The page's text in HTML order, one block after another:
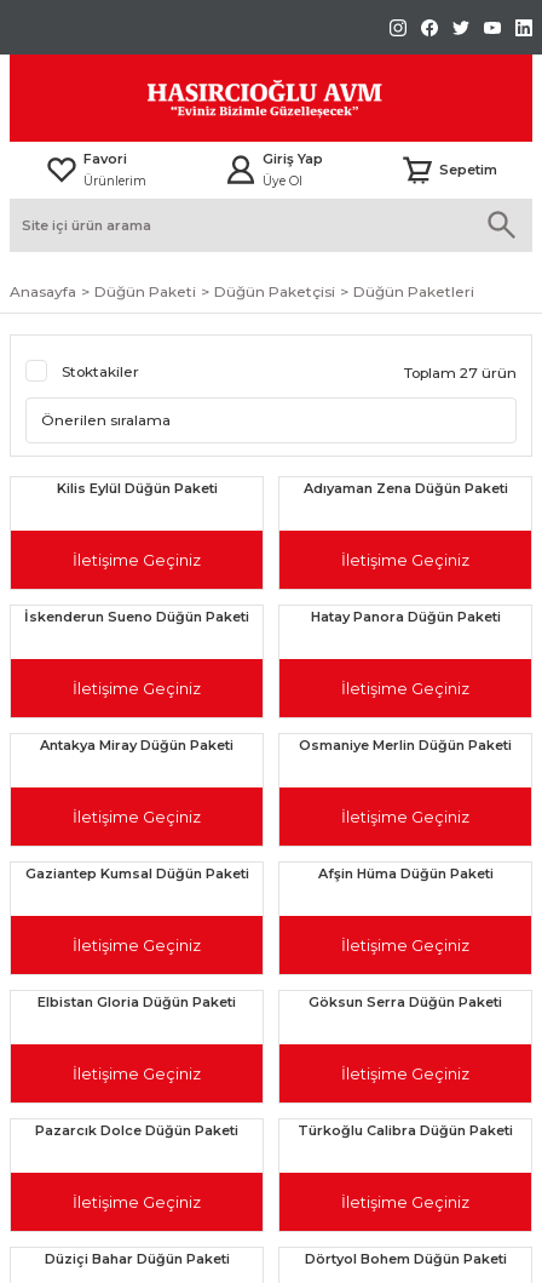
Favori
Ürünlerim
Giriş Yap
Üye Ol
Sepetim
Anasayfa Düğün Paketi Düğün Paketçisi Düğün Paketleri
Stoktakiler Toplam 27 ürün
Kilis Eylül Düğün Paketi
İletişime Geçiniz
Adıyaman Zena Düğün Paketi
İletişime Geçiniz
İskenderun Sueno Düğün Paketi
İletişime Geçiniz
Hatay Panora Düğün Paketi
İletişime Geçiniz
Antakya Miray Düğün Paketi
İletişime Geçiniz
Osmaniye Merlin Düğün Paketi
İletişime Geçiniz
Gaziantep Kumsal Düğün Paketi
İletişime Geçiniz
Afşin Hüma Düğün Paketi
İletişime Geçiniz
Elbistan Gloria Düğün Paketi
İletişime Geçiniz
Göksun Serra Düğün Paketi
İletişime Geçiniz
Pazarcık Dolce Düğün Paketi
İletişime Geçiniz
Türkoğlu Calibra Düğün Paketi
İletişime Geçiniz
Düziçi Bahar Düğün Paketi Dörtyol Bohem Düğün Paketi